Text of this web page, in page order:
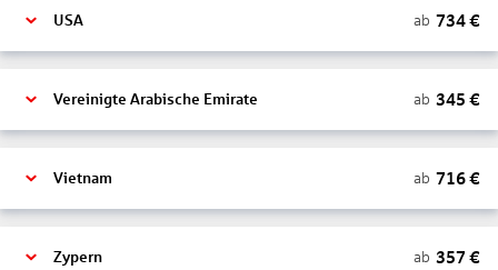
USA ab 734€
Vereinigte Arabische Emirate ab 345 €
Vietnam ab 716€
Zypern ab 357 €